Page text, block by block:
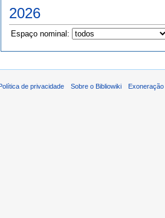
2026
Espaço nominal:
Política de privacidade Sobre o Bibliowiki